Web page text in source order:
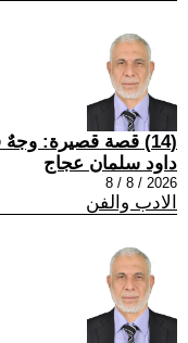
(14) قصة قصيرة: وجهٌ في العتمة
داود سلمان عجاج
2026 / 8 / 8
الادب والفن